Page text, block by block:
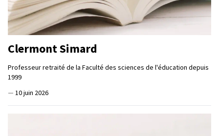
Clermont Simard
Professeur retraité de la Faculté des sciences de l'éducation depuis
1999
— 10 juin 2026